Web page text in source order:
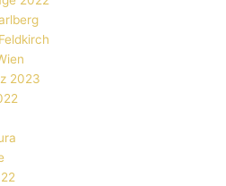
2023